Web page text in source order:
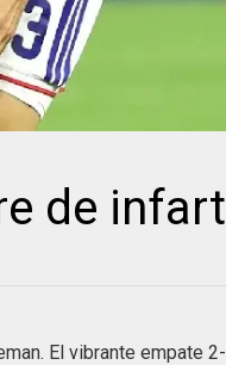
de
El vibrante empate